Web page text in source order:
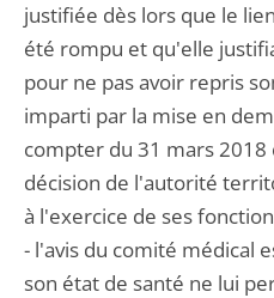
justifiée dès lors que le
été rompu et qu'elle
pour ne pas avoir repris
imparti par la mise en
compter du 31 mars
décision de l'autorité
à l'exercice de ses
- l'avis du comité médical
son état de santé ne lui